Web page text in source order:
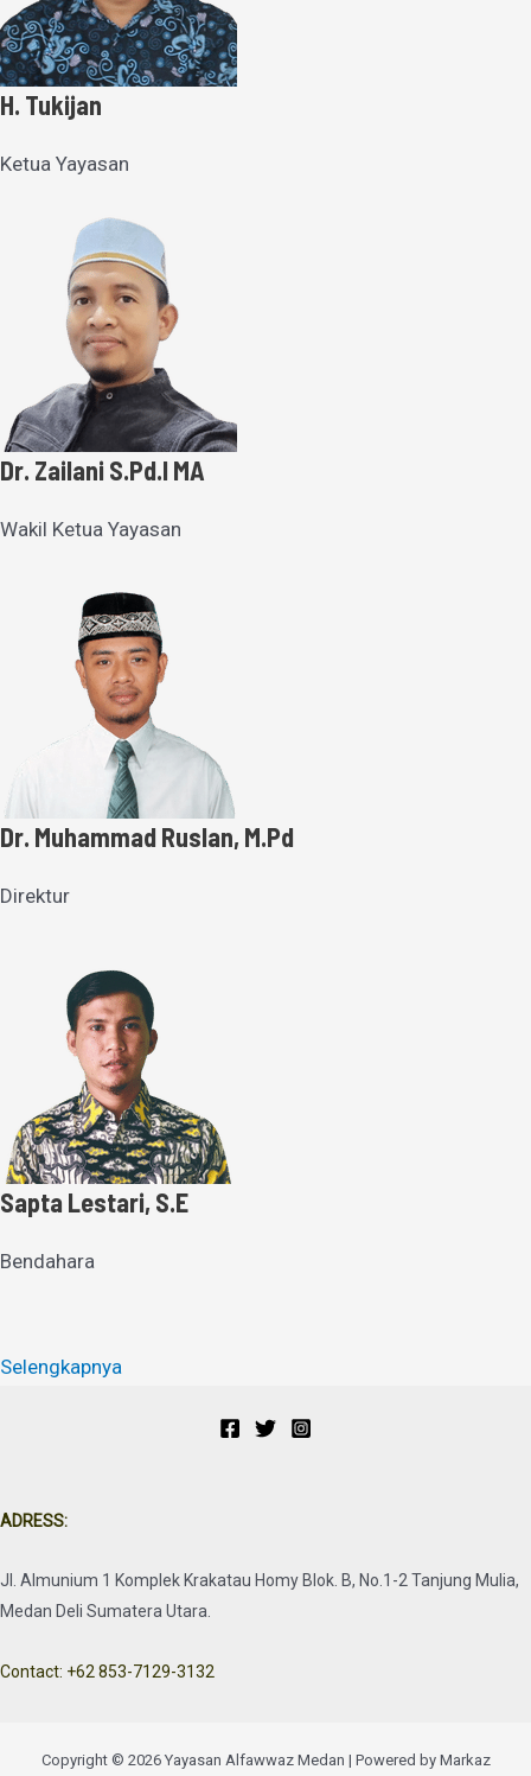
H. Tukijan
Ketua Yayasan
Dr. Zailani S.Pd.I MA
Wakil Ketua Yayasan
Dr. Muhammad Ruslan, M.Pd
Direktur
Sapta Lestari, S.E
Bendahara
Selengkapnya
ADRESS:
Jl. Almunium 1 Komplek Krakatau Homy Blok. B, No.1-2 Tanjung Mulia,
Medan Deli Sumatera Utara.
Contact: +62 853-7129-3132
Copyright © 2026 Yayasan Alfawwaz Medan | Powered by Markaz